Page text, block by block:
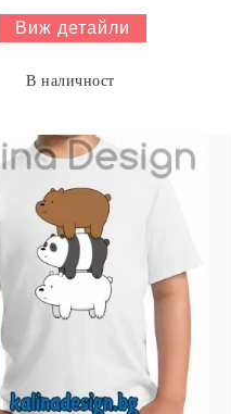
Виж детайли
В наличност